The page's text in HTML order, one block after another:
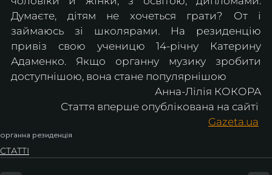
Думаєте, дітям не хочеться грати? От і
займаюсь зі школярами. На резиденцію
привіз свою ученицю 14-річну Катерину
Адаменко. Якщо органну музику зробити
доступнішою, вона стане популярнішою
Анна-Лілія КОКОРА
Стаття вперше опублікована на сайті
Gazeta.ua
органна резиденція
СТАТТІ